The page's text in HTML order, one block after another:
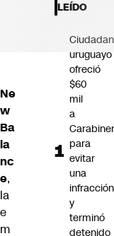
Ne
w
Ba
la
nc
e,
la
e
m
LEÍDO
uruguayo
ofreció
$60
mil
a
para
evitar
una
infracción
y
terminó
detenido